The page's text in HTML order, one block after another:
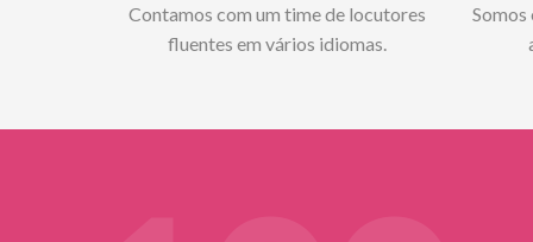
Contamos com um time de locutores
fluentes em vários idiomas.
Somos